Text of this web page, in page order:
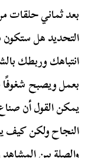
بعد ثماني
التحديد هل ستكون
انتباهك وربطك
بعمل ويصبح شغوفًا
يمكن القول أن
النجاح ولكن كيف